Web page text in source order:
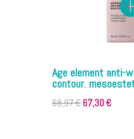
Age element anti-
contour.
68,97€ El
67,30€El